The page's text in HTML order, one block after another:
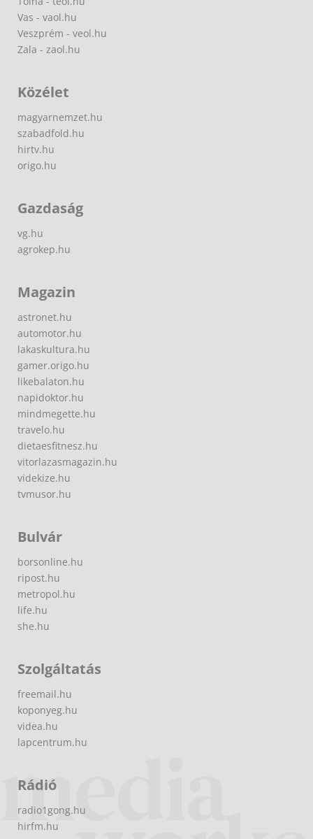
Vas - vaol.hu
Veszprém - veol.hu
Zala - zaol.hu
Közélet
magyarnemzet.hu
szabadfold.hu
hirtv.hu
origo.hu
Gazdaság
vg.hu
agrokep.hu
Magazin
astronet.hu
automotor.hu
lakaskultura.hu
gamer.origo.hu
likebalaton.hu
napidoktor.hu
mindmegette.hu
travelo.hu
dietaesfitnesz.hu
vitorlazasmagazin.hu
videkize.hu
tvmusor.hu
Bulvár
borsonline.hu
ripost.hu
metropol.hu
life.hu
she.hu
Szolgáltatás
freemail.hu
koponyeg.hu
videa.hu
lapcentrum.hu
Rádió
radio1gong.hu
hirfm.hu